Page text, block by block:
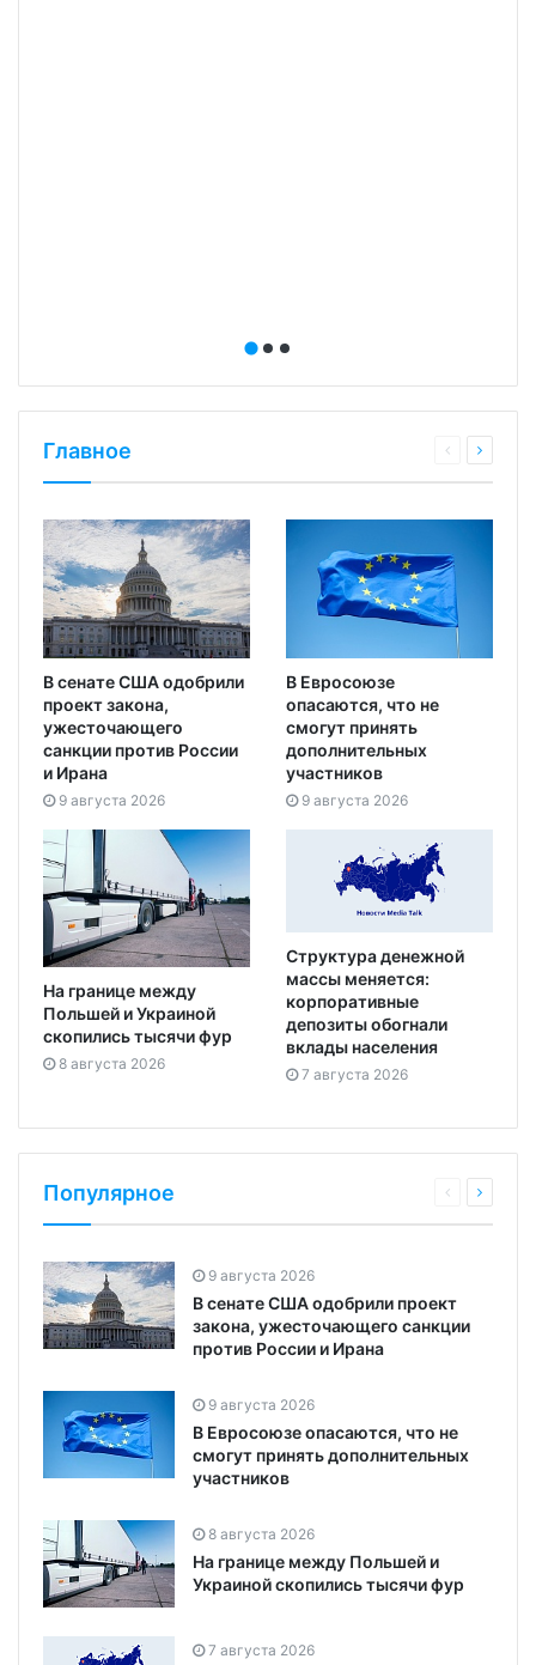
Главное
В сенате США одобрили
проект закона,
ужесточающего
санкции против России
и Ирана
9 августа 2026
В Евросоюзе
опасаются, что не
смогут принять
дополнительных
участников
9 августа 2026
На границе между
Польшей и Украиной
скопились тысячи фур
8 августа 2026
Структура денежной
массы меняется:
корпоративные
депозиты обогнали
вклады населения
7 августа 2026
Популярное
9 августа 2026
В сенате США одобрили проект
закона, ужесточающего санкции
против России и Ирана
9 августа 2026
В Евросоюзе опасаются, что не
смогут принять дополнительных
участников
8 августа 2026
На границе между Польшей и
Украиной скопились тысячи фур
7 августа 2026